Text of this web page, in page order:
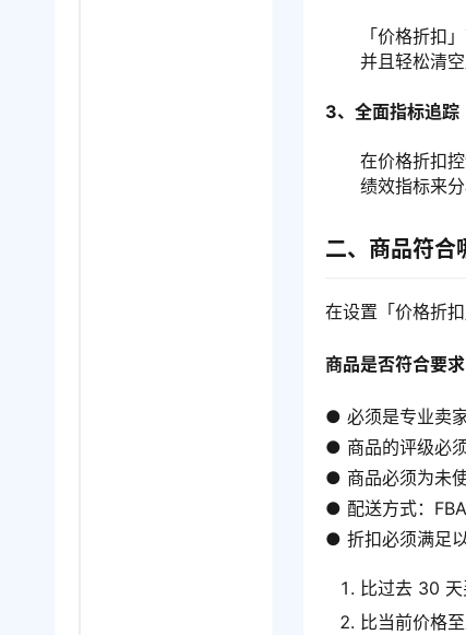
「价格折扣
并且轻松清
3、全面指标追踪
在价格折扣
绩效指标来
二、商品符合
在设置「价格折
商品是否符合要
● 必须是专业卖
● 商品的评级必
● 商品必须为未
● 配送方式：
● 折扣必须满足以
比过去 30
比当前价格